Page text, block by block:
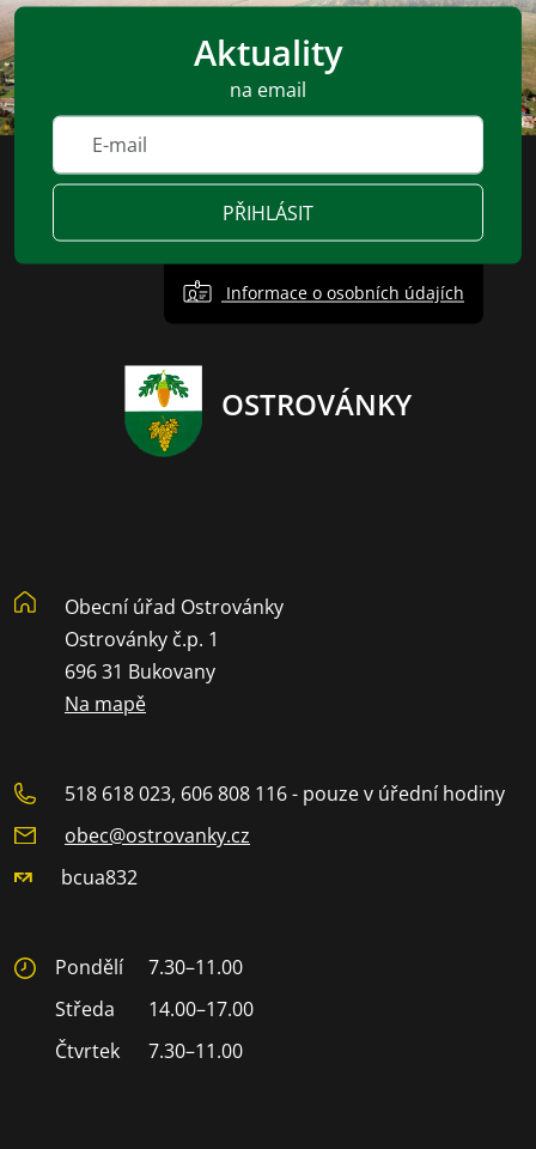
Aktuality
na email
PŘIHLÁSIT
Informace o osobních údajích
OSTROVÁNKY
Obecní úřad Ostrovánky
Ostrovánky č.p. 1
696 31 Bukovany
Na mapě
518 618 023, 606 808 116 - pouze v úřední hodiny
obec@ostrovanky.cz
bcua832
Pondělí
7.30–11.00
Středa
14.00–17.00
Čtvrtek
7.30–11.00